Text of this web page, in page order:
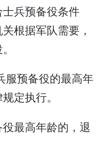
兵预备役条件
根据军队需要，
服预备役的最高年
定执行。
最高年龄的，退